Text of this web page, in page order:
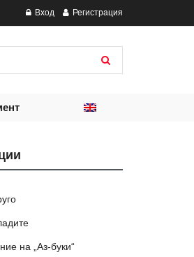
Вход Регистрация
на „Аз-буки“